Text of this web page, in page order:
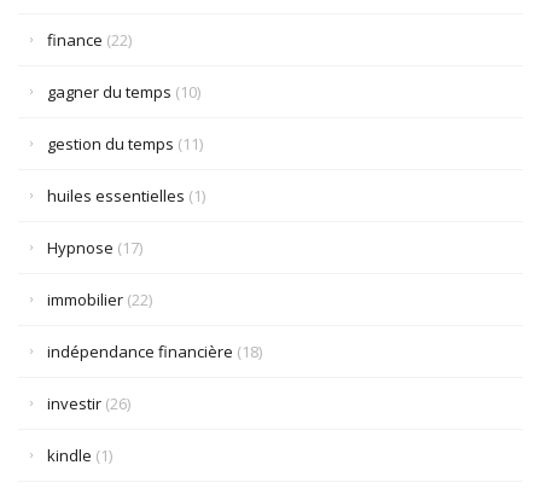
finance (22)
gagner du temps (10)
gestion du temps (11)
huiles essentielles (1)
Hypnose (17)
immobilier (22)
indépendance financière (18)
investir (26)
kindle (1)